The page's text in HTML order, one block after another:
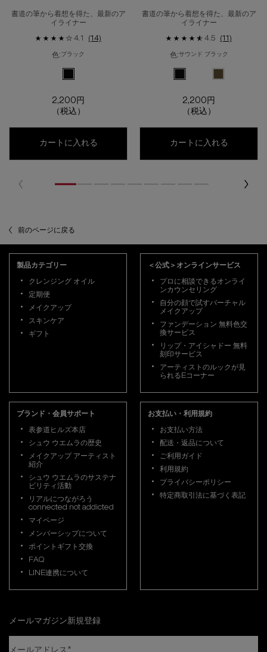
書道の筆から着想を得た、最新のア
イライナー
4.1 (14)
色: ブラック
2,200円
（税込）
カートに入れる カリグラフィック アイライナー（アプリケ
書道の筆から着想を得た、最新のア
イライナー
4.5 (11)
色:サウンド ブラック
{1} の場合
2,200円
（税込）
カートに入れる
前のページに戻る
製品カテゴリー
クレンジング オイル
定期便
メイクアップ
スキンケア
ギフト
＜公式＞オンラインサービス
プロに相談できるオンライ
ンカウンセリング
自分の顔で試すバーチャル
メイクアップ
ファンデーション 無料色交
換サービス
リップ・アイシャドー 無料
刻印サービス
アーティストのルックが見
られるEコーナー
ブランド・会員サポート
表参道ヒルズ本店
シュウ ウエムラの歴史
メイクアップ アーティスト
紹介
シュウ ウエムラのサステナ
ビリティ活動
リアルにつながろう
connected not addicted
マイページ
メンバーシップについて
ポイントギフト交換
FAQ
LINE連携について
お支払い・利用規約
お支払い方法
配送・返品について
ご利用ガイド
利用規約
プライバシーポリシー
特定商取引法に基づく表記
メールマガジン新規登録